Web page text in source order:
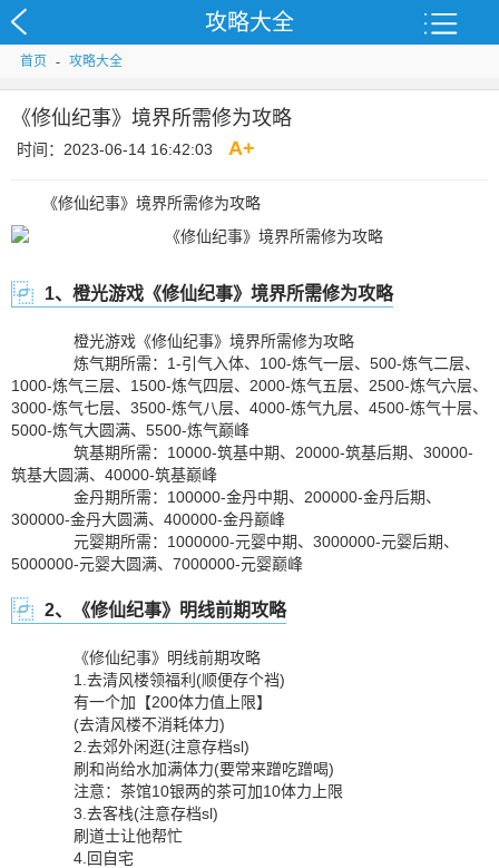
攻略大全
首页 - 攻略大全
《修仙纪事》境界所需修为攻略
时间：2023-06-14 16:42:03 A+
《修仙纪事》境界所需修为攻略
1、橙光游戏《修仙纪事》境界所需修为攻略
橙光游戏《修仙纪事》境界所需修为攻略
炼气期所需：1-引气入体、100-炼气一层、500-炼气二层、
1000-炼气三层、1500-炼气四层、2000-炼气五层、2500-炼气六层、
3000-炼气七层、3500-炼气八层、4000-炼气九层、4500-炼气十层、
5000-炼气大圆满、5500-炼气巅峰
筑基期所需：10000-筑基中期、20000-筑基后期、30000-
筑基大圆满、40000-筑基巅峰
金丹期所需：100000-金丹中期、200000-金丹后期、
300000-金丹大圆满、400000-金丹巅峰
元婴期所需：1000000-元婴中期、3000000-元婴后期、
5000000-元婴大圆满、7000000-元婴巅峰
2、《修仙纪事》明线前期攻略
《修仙纪事》明线前期攻略
1.去清风楼领福利(顺便存个裆)
有一个加【200体力值上限】
(去清风楼不消耗体力)
2.去郊外闲逛(注意存档sl)
刷和尚给水加满体力(要常来蹭吃蹭喝)
注意：茶馆10银两的茶可加10体力上限
3.去客栈(注意存档sl)
刷道士让他帮忙
4.回自宅